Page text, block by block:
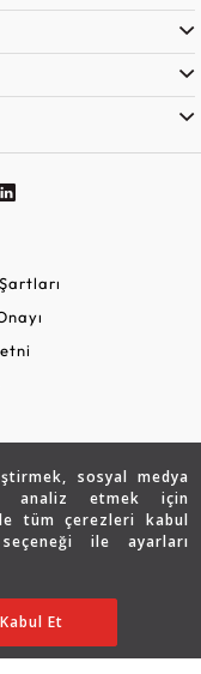
sosyal medya
analiz etmek için
tüm çerezleri kabul
ile ayarları
Düzenle
Kabul Et
SATIN ALIN
sitenin tüm hakları